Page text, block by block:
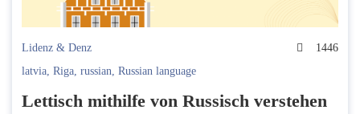
Lidenz & Denz
1446
latvia, Riga, russian, Russian language
Lettisch mithilfe von Russisch verstehen